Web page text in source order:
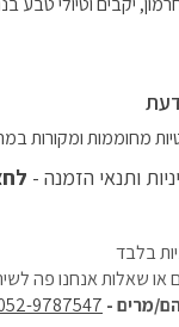
מחוממות ומקורות
ותנאי הזמנה -
בלבד
או שאלות אנחנו פה
מרים - 9787547